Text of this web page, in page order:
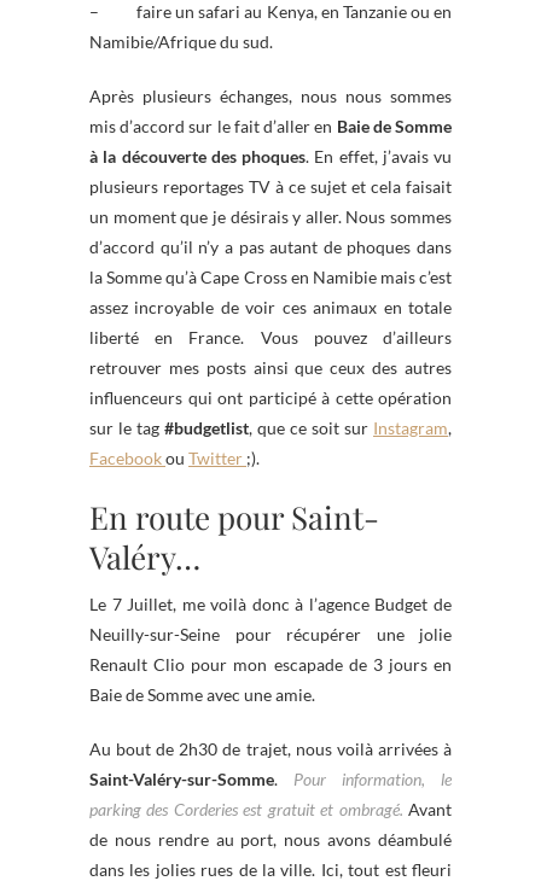
– faire un safari au Kenya, en Tanzanie ou en
Namibie/Afrique du sud.
Après plusieurs échanges, nous nous sommes
mis d’accord sur le fait d’aller en Baie de Somme
à la découverte des phoques. En effet, j’avais vu
plusieurs reportages TV à ce sujet et cela faisait
un moment que je désirais y aller. Nous sommes
d’accord qu’il n’y a pas autant de phoques dans
la Somme qu’à Cape Cross en Namibie mais c’est
assez incroyable de voir ces animaux en totale
liberté en France. Vous pouvez d’ailleurs
retrouver mes posts ainsi que ceux des autres
influenceurs qui ont participé à cette opération
sur le tag #budgetlist, que ce soit sur Instagram,
Facebookou Twitter ;).
En route pour Saint-
Valéry…
Le 7 Juillet, me voilà donc à l’agence Budget de
Neuilly-sur-Seine pour récupérer une jolie
Renault Clio pour mon escapade de 3 jours en
Baie de Somme avec une amie.
Au bout de 2h30 de trajet, nous voilà arrivées à
Saint-Valéry-sur-Somme. Pour information, le
parking des Corderies est gratuit et ombragé. Avant
de nous rendre au port, nous avons déambulé
dans les jolies rues de la ville. Ici, tout est fleuri